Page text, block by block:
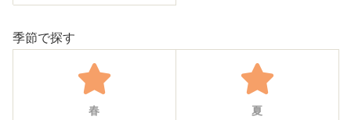
季節で探す
春 夏